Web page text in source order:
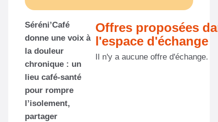
Séréni’Café
donne une voix à
la douleur
chronique : un
lieu café-santé
pour rompre
l’isolement,
partager
Offres proposées
l'espace d'échange
Il n'y a aucune offre d'échange.